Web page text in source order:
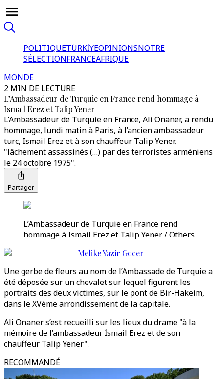
POLITIQUETÜRKİYEOPINIONSNOTRE
SÉLECTIONFRANCEAFRIQUE
MONDE
2 MIN DE LECTURE
L’Ambassadeur de Turquie en France rend hommage à
Ismail Erez et Talip Yener
L’Ambassadeur de Turquie en France, Ali Onaner, a rendu
hommage, lundi matin à Paris, à l’ancien ambassadeur
turc, Ismail Erez et à son chauffeur Talip Yener,
"lâchement assassinés (…) par des terroristes arméniens
le 24 octobre 1975".
Partager
L’Ambassadeur de Turquie en France rend
hommage à Ismail Erez et Talip Yener / Others
Melike Yazir Gocer
Une gerbe de fleurs au nom de l’Ambassade de Turquie a
été déposée sur un chevalet sur lequel figurent les
portraits des deux victimes, sur le pont de Bir-Hakeim,
dans le XVème arrondissement de la capitale.
Ali Onaner s’est recueilli sur les lieux du drame "à la
mémoire de l’ambassadeur İsmail Erez et de son
chauffeur Talip Yener".
RECOMMANDÉ